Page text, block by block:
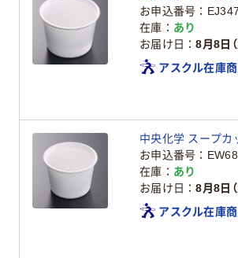
お申込番号
在庫
あり
お届け日
8月8日（
アスクル在庫
中央化学 スープ
お申込番号
在庫
あり
お届け日
8月8日（
アスクル在庫